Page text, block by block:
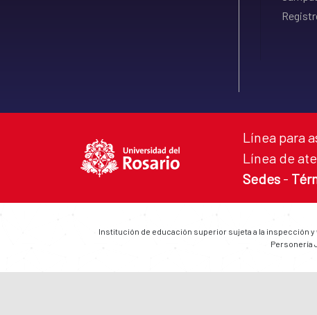
Línea para
Línea de
Sedes -
Institución de educación superior sujeta a la inspección y
Personería